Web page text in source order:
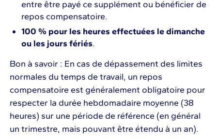
entre être payé ce supplément ou bénéficier de
repos compensatoire.
100 % pour les heures effectuées le dimanche
ou les jours fériés.
Bon à savoir : En cas de dépassement des limites
normales du temps de travail, un repos
compensatoire est généralement obligatoire pour
respecter la durée hebdomadaire moyenne (38
heures) sur une période de référence (en général
un trimestre, mais pouvant être étendu à un an).